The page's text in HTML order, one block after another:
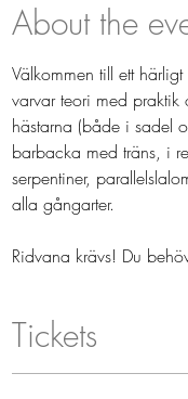
About the
Välkommen till ett
varvar teori med
hästarna (både i sadel
barbacka med träns, i
serpentiner,
alla gångarter.
Ridvana krävs! Du
Tickets